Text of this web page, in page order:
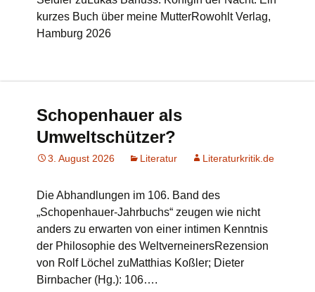
kurzes Buch über meine MutterRowohlt Verlag,
Hamburg 2026
Schopenhauer als
Umweltschützer?
3. August 2026 Literatur Literaturkritik.de
Die Abhandlungen im 106. Band des
„Schopenhauer-Jahrbuchs“ zeugen wie nicht
anders zu erwarten von einer intimen Kenntnis
der Philosophie des WeltverneinersRezension
von Rolf Löchel zuMatthias Koßler; Dieter
Birnbacher (Hg.): 106….